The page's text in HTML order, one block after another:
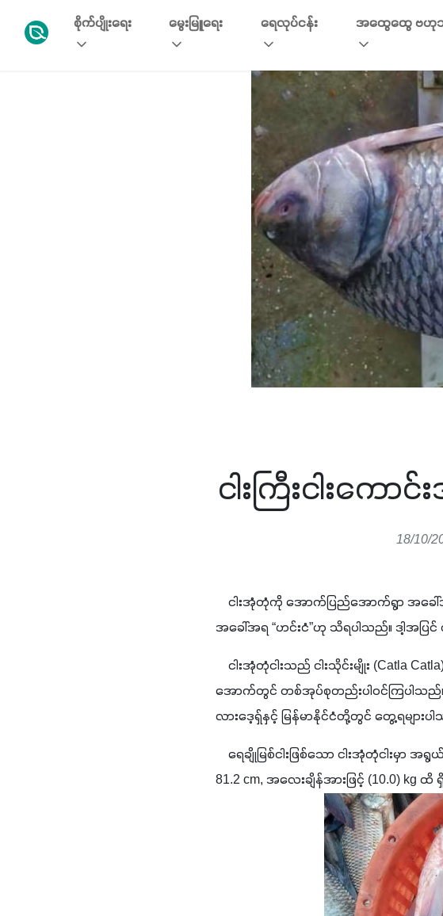
စိုက်ပျိုးရေး မွေးမြူရေး ရေလုပ်ငန်း အထွေထွေ ဗ
ငါးကြီးငါးကော
18/10/
ငါးအုံတုံကို အောက်ပြည်အောက်ရွာ အခေါ်အ
အခေါ်အရ “ဟင်းငံ”ဟု သိရပါသည်။ ဒါ့အပြ
ငါးအုံတုံငါးသည် ငါးသိုင်းမျိုး (Catla Catla)
အောက်တွင် တစ်အုပ်စုတည်းပါဝင်ကြပါသည်။ င
လားဒေ့ရှ်နှင့် မြန်မာနိုင်ငံတို့တွင် တွေ့ရများပ
ရေချိုမြစ်ငါးဖြစ်သော ငါးအုံတုံငါးမှာ အရွ
81.2 cm, အလေးချိန်အားဖြင့် (10.0) kg ထိ